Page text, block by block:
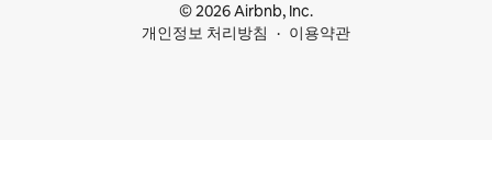
© 2026 Airbnb, Inc.
개인정보 처리방침
이용약관